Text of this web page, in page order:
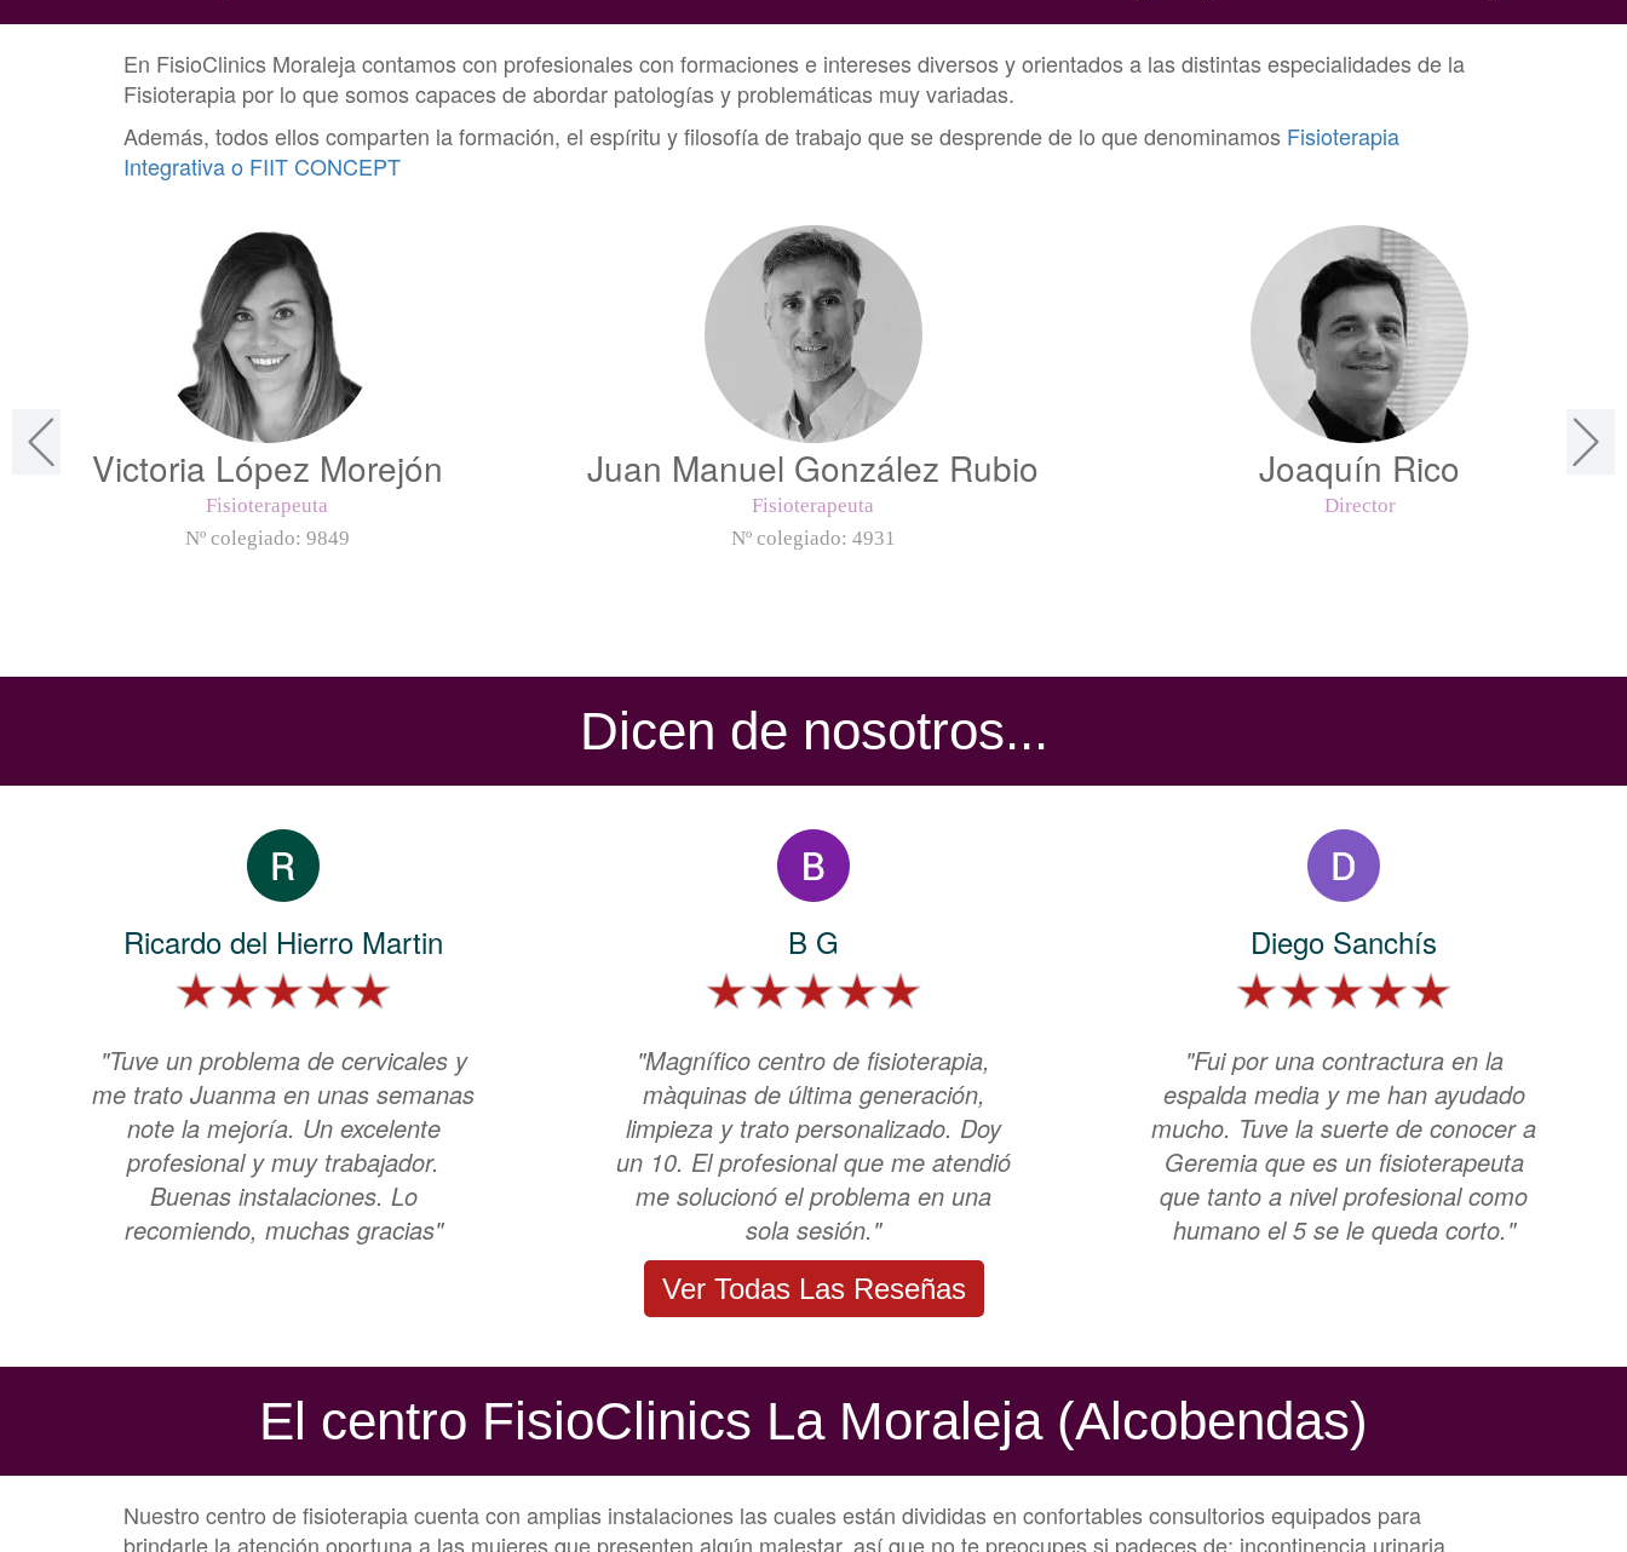
En FisioClinics Moraleja contamos con profesionales con formaciones e intereses diversos y orientados a las distintas especialidades de la
Fisioterapia por lo que somos capaces de abordar patologías y problemáticas muy variadas.
Además, todos ellos comparten la formación, el espíritu y filosofía de trabajo que se desprende de lo que denominamos Fisioterapia
Integrativa o FIIT CONCEPT
Victoria López Morejón
Fisioterapeuta
Nº colegiado: 9849
Juan Manuel González Rubio
Fisioterapeuta
Nº colegiado: 4931
Joaquín Rico
Director
Dicen de nosotros...
Ricardo del Hierro Martin
"Tuve un problema de cervicales y
me trato Juanma en unas semanas
note la mejoría. Un excelente
profesional y muy trabajador.
Buenas instalaciones. Lo
recomiendo, muchas gracias"
B G
"Magnífico centro de fisioterapia,
màquinas de última generación,
limpieza y trato personalizado. Doy
un 10. El profesional que me atendió
me solucionó el problema en una
sola sesión."
Diego Sanchís
"Fui por una contractura en la
espalda media y me han ayudado
mucho. Tuve la suerte de conocer a
Geremia que es un fisioterapeuta
que tanto a nivel profesional como
humano el 5 se le queda corto."
Ver Todas Las Reseñas
El centro FisioClinics La Moraleja (Alcobendas)
Nuestro centro de fisioterapia cuenta con amplias instalaciones las cuales están divididas en confortables consultorios equipados para
brindarle la atención oportuna a las mujeres que presenten algún malestar, así que no te preocupes si padeces de: incontinencia urinaria,